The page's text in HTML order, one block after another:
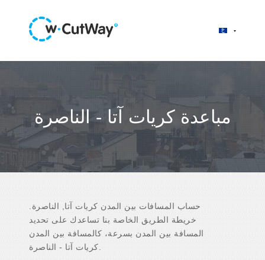
مباعدة كريات آتا - الناصرة
حساب المسافات بين المدن كريات آتا, الناصرة.
خريطة الطريق الخاصة بنا تساعدك على تحديد
المسافة بين المدن بسرعة، كالمسافة بين المدن